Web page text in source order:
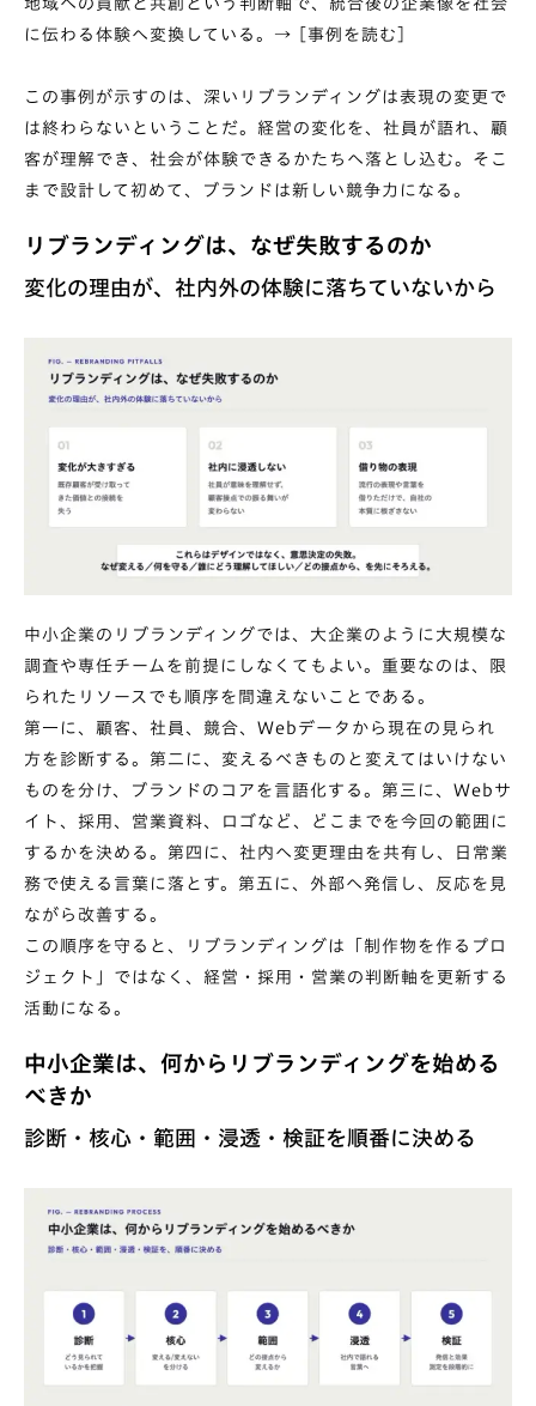
地域への貢献と共創という判断軸で、統合後の企業像を社会
に伝わる体験へ変換している。→ [事例を読む]
この事例が示すのは、深いリブランディングは表現の変更で
は終わらないということだ。経営の変化を、社員が語れ、顧
客が理解でき、社会が体験できるかたちへ落とし込む。そこ
まで設計して初めて、ブランドは新しい競争力になる。
リブランディングは、なぜ失敗するのか
変化の理由が、社内外の体験に落ちていないから
中小企業のリブランディングでは、大企業のように大規模な
調査や専任チームを前提にしなくてもよい。重要なのは、限
られたリソースでも順序を間違えないことである。
第一に、顧客、社員、競合、Webデータから現在の見られ
方を診断する。第二に、変えるべきものと変えてはいけない
ものを分け、ブランドのコアを言語化する。第三に、Webサ
イト、採用、営業資料、ロゴなど、どこまでを今回の範囲に
するかを決める。第四に、社内へ変更理由を共有し、日常業
務で使える言葉に落とす。第五に、外部へ発信し、反応を見
ながら改善する。
この順序を守ると、リブランディングは「制作物を作るプロ
ジェクト」ではなく、経営・採用・営業の判断軸を更新する
活動になる。
中小企業は、何からリブランディングを始める
べきか
診断・核心・範囲・浸透・検証を順番に決める